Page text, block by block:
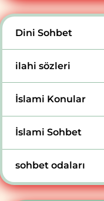
Dini Sohbet
ilahi sözleri
İslami Konular
İslami Sohbet
sohbet odaları